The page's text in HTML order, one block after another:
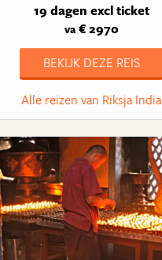
19 dagen excl ticket
va€ 2970
BEKIJK DEZE REIS
Alle reizen van Riksja India